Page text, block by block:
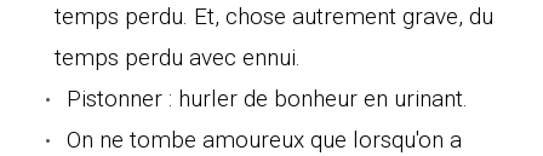
temps perdu. Et, chose autrement grave, du
temps perdu avec ennui.
Pistonner : hurler de bonheur en urinant.
On ne tombe amoureux que lorsqu'on a